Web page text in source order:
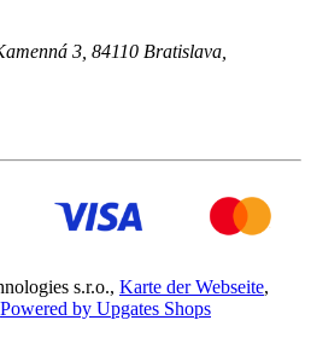
3 84110 Bratislava
s.r.o., Karte der Webseite,
Powered by Upgates Shops